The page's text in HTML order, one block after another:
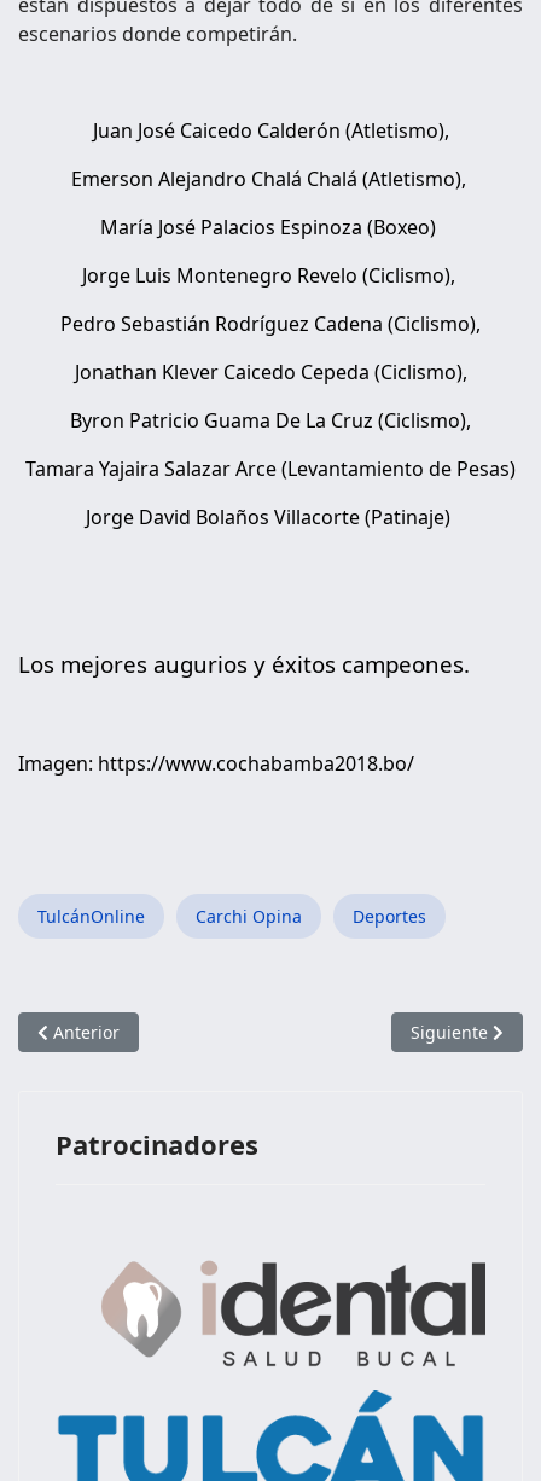
están dispuestos a dejar todo de sí en los diferentes
escenarios donde competirán.
Juan José Caicedo Calderón (Atletismo),
Emerson Alejandro Chalá Chalá (Atletismo),
María José Palacios Espinoza (Boxeo)
Jorge Luis Montenegro Revelo (Ciclismo),
Pedro Sebastián Rodríguez Cadena (Ciclismo),
Jonathan Klever Caicedo Cepeda (Ciclismo),
Byron Patricio Guama De La Cruz (Ciclismo),
Tamara Yajaira Salazar Arce (Levantamiento de Pesas)
Jorge David Bolaños Villacorte (Patinaje)
Los mejores augurios y éxitos campeones.
Imagen: https://www.cochabamba2018.bo/
TulcánOnline Carchi Opina Deportes
Artículo anterior: II Clásica Ciclística Richard Carapaz
Anterior Artículo
Siguiente
Patrocinadores